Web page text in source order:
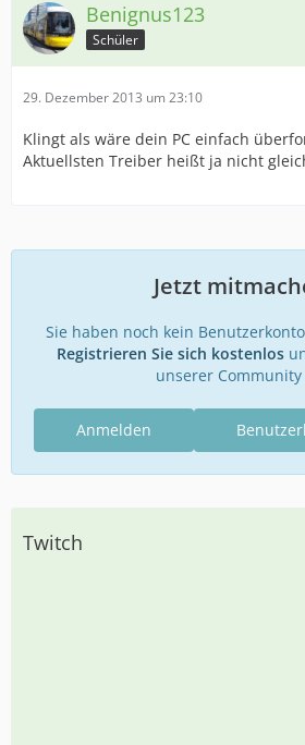
Benignus123
Schüler
29. Dezember 2013 um 23:10
Klingt als wäre dein PC einfach
Aktuellsten Treiber heißt ja nicht
Jetzt
Sie haben noch kein
Registrieren Sie sich kostenlos
unserer
Anmelden
Twitch